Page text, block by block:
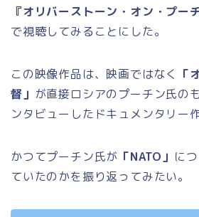
『オリバーストーン・オン・プー
で視聴してみることにした。
この映像作品は、映画ではなく 「
督」 が直接ロシアのプーチン氏の
ンタビューしたドキュメンタリー
かつてプーチン氏が 「NATO」 に
ていたのかを振り返ってみたい。